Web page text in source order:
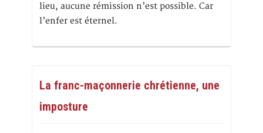
lieu, aucune rémission n’est possible. Car
l’enfer est éternel.
La franc-maçonnerie chrétienne, une
imposture